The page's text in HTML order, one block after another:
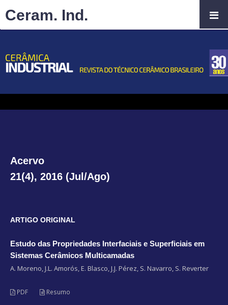
Acervo
21(4), 2016 (Jul/Ago)
ARTIGO ORIGINAL
Estudo das Propriedades Interfaciais e Superficiais em
Sistemas Cerâmicos Multicamadas
A. Moreno, J.L. Amorós, E. Blasco, J.J. Pérez, S. Navarro, S. Reverter
PDF Resumo
Ceram. Ind.